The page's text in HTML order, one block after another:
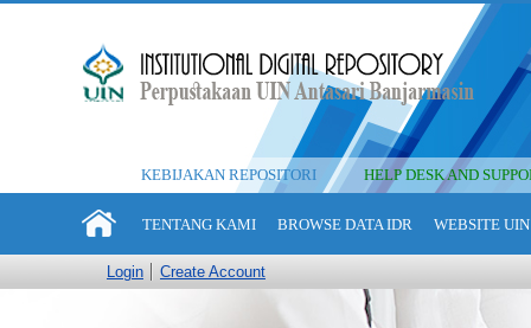
KEBIJAKAN REPOSITORI HELP DESK AND
TENTANG KAMI BROWSE DATA IDR WEBSITE
Login Create Account